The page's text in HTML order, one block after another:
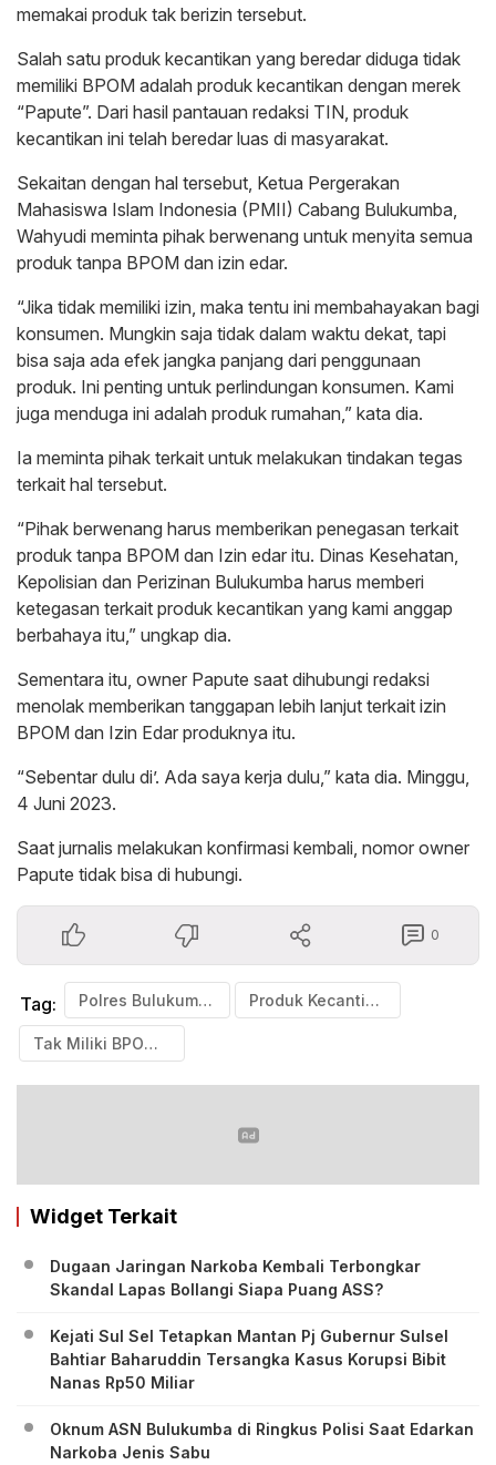
memakai produk tak berizin tersebut.
Salah satu produk kecantikan yang beredar diduga tidak
memiliki BPOM adalah produk kecantikan dengan merek
“Papute”. Dari hasil pantauan redaksi TIN, produk
kecantikan ini telah beredar luas di masyarakat.
Sekaitan dengan hal tersebut, Ketua Pergerakan
Mahasiswa Islam Indonesia (PMII) Cabang Bulukumba,
Wahyudi meminta pihak berwenang untuk menyita semua
produk tanpa BPOM dan izin edar.
“Jika tidak memiliki izin, maka tentu ini membahayakan bagi
konsumen. Mungkin saja tidak dalam waktu dekat, tapi
bisa saja ada efek jangka panjang dari penggunaan
produk. Ini penting untuk perlindungan konsumen. Kami
juga menduga ini adalah produk rumahan,” kata dia.
Ia meminta pihak terkait untuk melakukan tindakan tegas
terkait hal tersebut.
“Pihak berwenang harus memberikan penegasan terkait
produk tanpa BPOM dan Izin edar itu. Dinas Kesehatan,
Kepolisian dan Perizinan Bulukumba harus memberi
ketegasan terkait produk kecantikan yang kami anggap
berbahaya itu,” ungkap dia.
Sementara itu, owner Papute saat dihubungi redaksi
menolak memberikan tanggapan lebih lanjut terkait izin
BPOM dan Izin Edar produknya itu.
“Sebentar dulu di’. Ada saya kerja dulu,” kata dia. Minggu,
4 Juni 2023.
Saat jurnalis melakukan konfirmasi kembali, nomor owner
Papute tidak bisa di hubungi.
0
Tag: Polres Bulukumba Produk Kecantikan Papute
Tak Miliki BPOM dan Izin Edar
Widget Terkait
Dugaan Jaringan Narkoba Kembali Terbongkar
Skandal Lapas Bollangi Siapa Puang ASS?
Kejati Sul Sel Tetapkan Mantan Pj Gubernur Sulsel
Bahtiar Baharuddin Tersangka Kasus Korupsi Bibit
Nanas Rp50 Miliar
Oknum ASN Bulukumba di Ringkus Polisi Saat Edarkan
Narkoba Jenis Sabu